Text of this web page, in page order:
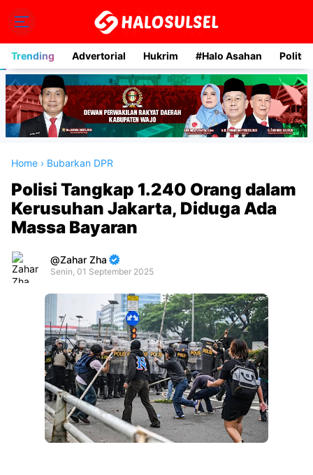
Trending Advertorial Hukrim #Halo Asahan Politik
Home › Bubarkan DPR
Polisi Tangkap 1.240 Orang dalam
Kerusuhan Jakarta, Diduga Ada
Massa Bayaran
Zahar Zha
Senin, 01 September 2025
Premium
Raushan
Design
Templates